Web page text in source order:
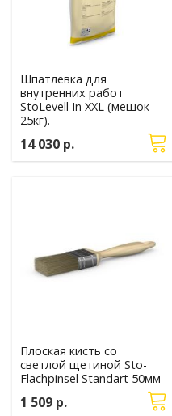
Шпатлевка для
внутренних работ
StoLevell In XXL (мешок
25кг).
14 030 р.
Плоская кисть со
светлой щетиной Sto-
Flachpinsel Standart 50мм
1 509 р.